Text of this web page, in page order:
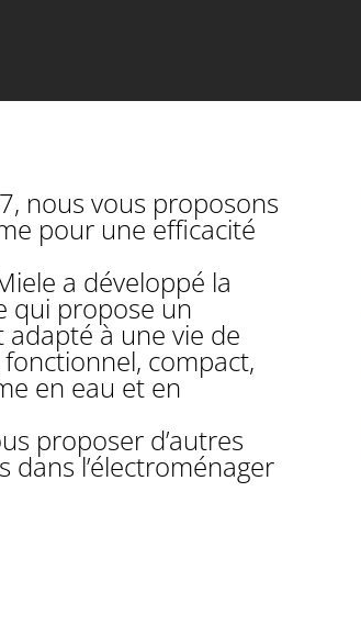
nous vous proposons
pour une efficacité
a développé la
qui propose un
à une vie de
compact,
en eau et en
proposer d’autres
dans l’électroménager